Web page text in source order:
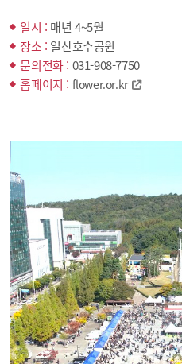
일시 : 매년 4~5월
장소 : 일산호수공원
문의전화 : 031-908-7750
홈페이지 : flower.or.kr